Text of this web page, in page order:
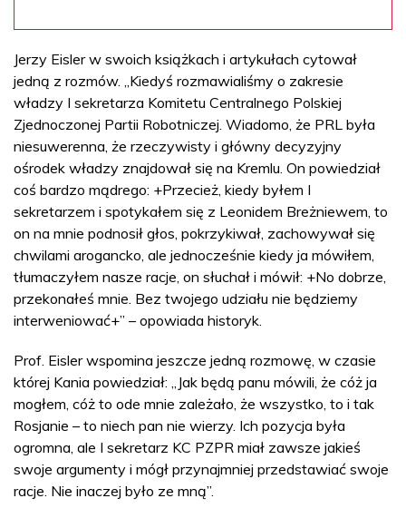
Jerzy Eisler w swoich książkach i artykułach cytował
jedną z rozmów. „Kiedyś rozmawialiśmy o zakresie
władzy I sekretarza Komitetu Centralnego Polskiej
Zjednoczonej Partii Robotniczej. Wiadomo, że PRL była
niesuwerenna, że rzeczywisty i główny decyzyjny
ośrodek władzy znajdował się na Kremlu. On powiedział
coś bardzo mądrego: +Przecież, kiedy byłem I
sekretarzem i spotykałem się z Leonidem Breżniewem, to
on na mnie podnosił głos, pokrzykiwał, zachowywał się
chwilami arogancko, ale jednocześnie kiedy ja mówiłem,
tłumaczyłem nasze racje, on słuchał i mówił: +No dobrze,
przekonałeś mnie. Bez twojego udziału nie będziemy
interweniować+” – opowiada historyk.
Prof. Eisler wspomina jeszcze jedną rozmowę, w czasie
której Kania powiedział: „Jak będą panu mówili, że cóż ja
mogłem, cóż to ode mnie zależało, że wszystko, to i tak
Rosjanie – to niech pan nie wierzy. Ich pozycja była
ogromna, ale I sekretarz KC PZPR miał zawsze jakieś
swoje argumenty i mógł przynajmniej przedstawiać swoje
racje. Nie inaczej było ze mną”.